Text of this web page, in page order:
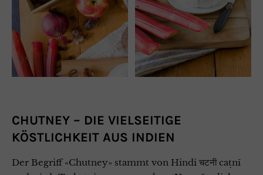
CHUTNEY – DIE VIELSEITIGE
KÖSTLICHKEIT AUS INDIEN
Der Begriff «Chutney» stammt von Hindi चटनी caṭnī